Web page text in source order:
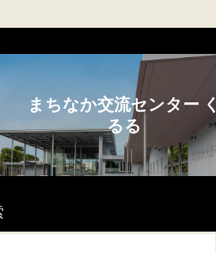
まちなか交流センター く
るる